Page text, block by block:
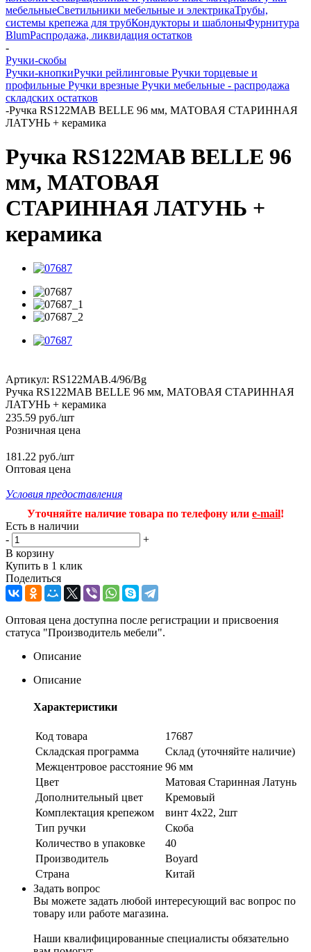
мебельныеСветильники мебельные и электрикаТрубы,
системы крепежа для трубКондукторы и шаблоныФурнитура
BlumРаспродажа, ликвидация остатков
-
Ручки-скобы
Ручки-кнопкиРучки рейлинговые Ручки торцевые и
профильные Ручки врезные Ручки мебельные - распродажа
складских остатков
-Ручка RS122MAB BELLE 96 мм, МАТОВАЯ СТАРИННАЯ
ЛАТУНЬ + керамика
Ручка RS122MAB BELLE 96
мм, МАТОВАЯ
СТАРИННАЯ ЛАТУНЬ +
керамика
Артикул: RS122MAB.4/96/Bg
Ручка RS122MAB BELLE 96 мм, МАТОВАЯ СТАРИННАЯ
ЛАТУНЬ + керамика
235.59 руб./шт
Розничная цена
181.22 руб./шт
Оптовая цена
Условия предоставления
Уточняйте наличие товара по телефону или e-mail!
Есть в наличии
-
+
В корзину
Купить в 1 клик
Поделиться
Оптовая цена доступна после регистрации и присвоения
статуса "Производитель мебели".
Описание
Описание
Характеристики
Код товара
17687
Складская программа
Склад (уточняйте наличие)
Межцентровое расстояние 96 мм
Цвет
Матовая Старинная Латунь
Дополнительный цвет
Кремовый
Комплектация крепежом
винт 4х22, 2шт
Тип ручки
Скоба
Количество в упаковке
40
Производитель
Boyard
Страна
Китай
Задать вопрос
Вы можете задать любой интересующий вас вопрос по
товару или работе магазина.
Наши квалифицированные специалисты обязательно